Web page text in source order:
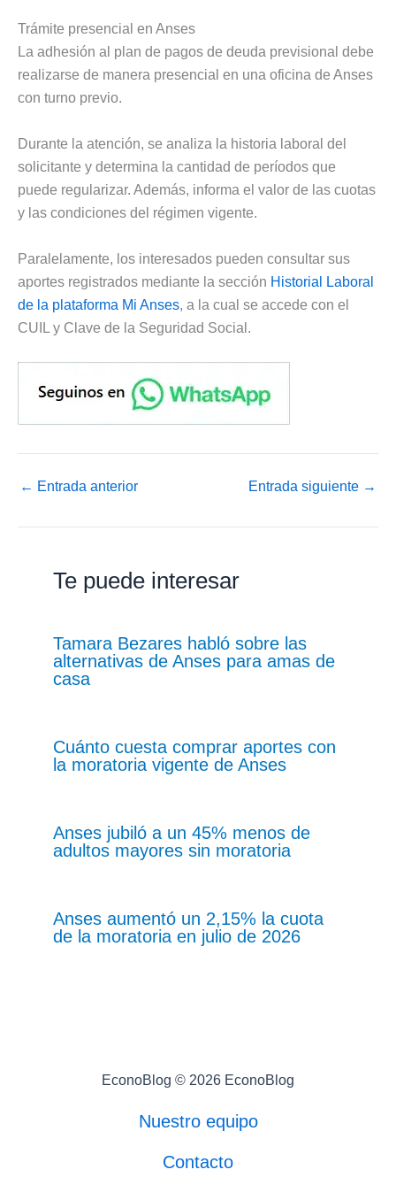
Trámite presencial en Anses
La adhesión al plan de pagos de deuda previsional debe
realizarse de manera presencial en una oficina de Anses
con turno previo.
Durante la atención, se analiza la historia laboral del
solicitante y determina la cantidad de períodos que
puede regularizar. Además, informa el valor de las cuotas
y las condiciones del régimen vigente.
Paralelamente, los interesados pueden consultar sus
aportes registrados mediante la sección Historial Laboral
de la plataforma Mi Anses, a la cual se accede con el
CUIL y Clave de la Seguridad Social.
← Entrada anterior Entrada siguiente →
Te puede interesar
Tamara Bezares habló sobre las
alternativas de Anses para amas de
casa
Cuánto cuesta comprar aportes con
la moratoria vigente de Anses
Anses jubiló a un 45% menos de
adultos mayores sin moratoria
Anses aumentó un 2,15% la cuota
de la moratoria en julio de 2026
EconoBlog © 2026 EconoBlog
Nuestro equipo
Contacto